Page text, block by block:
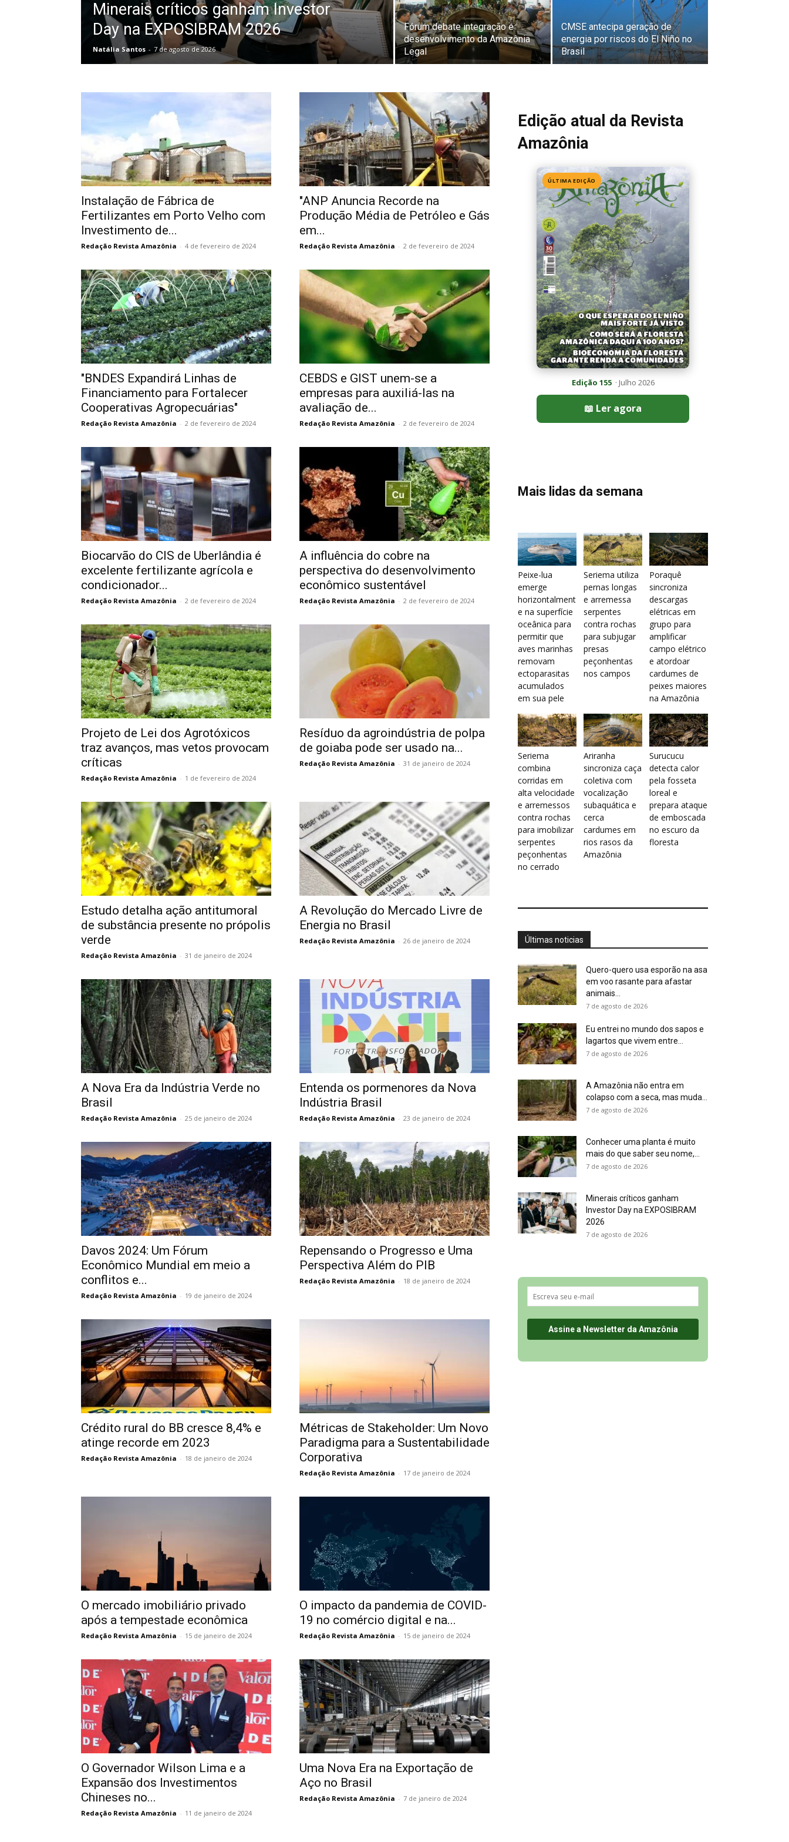
Minerais críticos ganham Investor
Day na EXPOSIBRAM 2026
Natália Santos - 7 de agosto de 2026
Fórum debate integração e
desenvolvimento da Amazônia
Legal
CMSE antecipa geração de
energia por riscos do El Niño no
Brasil
Instalação de Fábrica de
Fertilizantes em Porto Velho com
Investimento de...
Redação Revista Amazônia - 4 de fevereiro de 2024
"ANP Anuncia Recorde na
Produção Média de Petróleo e Gás
em...
Redação Revista Amazônia - 2 de fevereiro de 2024
"BNDES Expandirá Linhas de
Financiamento para Fortalecer
Cooperativas Agropecuárias"
Redação Revista Amazônia - 2 de fevereiro de 2024
CEBDS e GIST unem-se a
empresas para auxiliá-las na
avaliação de...
Redação Revista Amazônia - 2 de fevereiro de 2024
Biocarvão do CIS de Uberlândia é
excelente fertilizante agrícola e
condicionador...
Redação Revista Amazônia - 2 de fevereiro de 2024
A influência do cobre na
perspectiva do desenvolvimento
econômico sustentável
Redação Revista Amazônia - 2 de fevereiro de 2024
Projeto de Lei dos Agrotóxicos
traz avanços, mas vetos provocam
críticas
Redação Revista Amazônia - 1 de fevereiro de 2024
Resíduo da agroindústria de polpa
de goiaba pode ser usado na...
Redação Revista Amazônia - 31 de janeiro de 2024
Estudo detalha ação antitumoral
de substância presente no própolis
verde
Redação Revista Amazônia - 31 de janeiro de 2024
A Revolução do Mercado Livre de
Energia no Brasil
Redação Revista Amazônia - 26 de janeiro de 2024
A Nova Era da Indústria Verde no
Brasil
Redação Revista Amazônia - 25 de janeiro de 2024
Entenda os pormenores da Nova
Indústria Brasil
Redação Revista Amazônia - 23 de janeiro de 2024
Davos 2024: Um Fórum
Econômico Mundial em meio a
conflitos e...
Redação Revista Amazônia - 19 de janeiro de 2024
Repensando o Progresso e Uma
Perspectiva Além do PIB
Redação Revista Amazônia - 18 de janeiro de 2024
Crédito rural do BB cresce 8,4% e
atinge recorde em 2023
Redação Revista Amazônia - 18 de janeiro de 2024
Métricas de Stakeholder: Um Novo
Paradigma para a Sustentabilidade
Corporativa
Redação Revista Amazônia - 17 de janeiro de 2024
O mercado imobiliário privado
após a tempestade econômica
Redação Revista Amazônia - 15 de janeiro de 2024
O impacto da pandemia de COVID-
19 no comércio digital e na...
Redação Revista Amazônia - 15 de janeiro de 2024
O Governador Wilson Lima e a
Expansão dos Investimentos
Chineses no...
Redação Revista Amazônia - 11 de janeiro de 2024
Uma Nova Era na Exportação de
Aço no Brasil
Redação Revista Amazônia - 7 de janeiro de 2024
Edição atual da Revista
Amazônia
ÚLTIMA EDIÇÃO
Edição 155· Julho 2026
📖 Ler agora
Mais lidas da semana
Peixe-lua
emerge
horizontalment
e na superfície
oceânica para
permitir que
aves marinhas
removam
ectoparasitas
acumulados
em sua pele
Seriema utiliza
pernas longas
e arremessa
serpentes
contra rochas
para subjugar
presas
peçonhentas
nos campos
Poraquê
sincroniza
descargas
elétricas em
grupo para
amplificar
campo elétrico
e atordoar
cardumes de
peixes maiores
na Amazônia
Seriema
combina
corridas em
alta velocidade
e arremessos
contra rochas
para imobilizar
serpentes
peçonhentas
no cerrado
Ariranha
sincroniza caça
coletiva com
vocalização
subaquática e
cerca
cardumes em
rios rasos da
Amazônia
Surucucu
detecta calor
pela fosseta
loreal e
prepara ataque
de emboscada
no escuro da
floresta
Últimas noticias
Quero-quero usa esporão na asa
em voo rasante para afastar
animais...
7 de agosto de 2026
Eu entrei no mundo dos sapos e
lagartos que vivem entre...
7 de agosto de 2026
A Amazônia não entra em
colapso com a seca, mas muda...
7 de agosto de 2026
Conhecer uma planta é muito
mais do que saber seu nome,...
7 de agosto de 2026
Minerais críticos ganham
Investor Day na EXPOSIBRAM
2026
7 de agosto de 2026